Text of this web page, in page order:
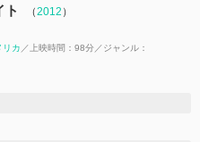
ト （2012 ）
リカ 上映時間：98分
ジャンル：